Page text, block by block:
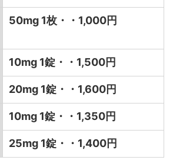
50mg 1枚・・1,000円
10mg 1錠・・1,500円
20mg 1錠・・1,600円
10mg 1錠・・1,350円
25mg 1錠・・1,400円